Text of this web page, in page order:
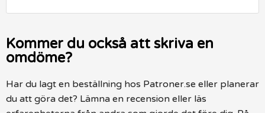
Kommer du också att skriva en
omdöme?
Har du lagt en beställning hos Patroner.se eller planerar
du att göra det? Lämna en recension eller läs